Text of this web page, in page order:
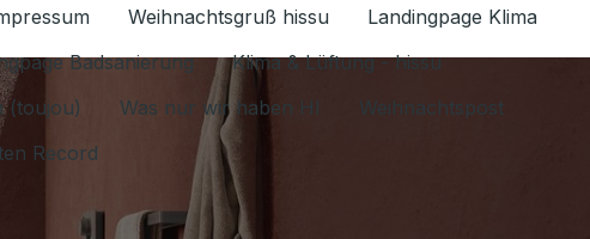
für Datenschutz 1.6.2026 umschalten
Weihnachtsgruß hissu
Landingpage Klima
Badsanierung
Klima & Lüftung - hissu
(toujou) Was nur wir haben HI
Weihnachtspost
Record